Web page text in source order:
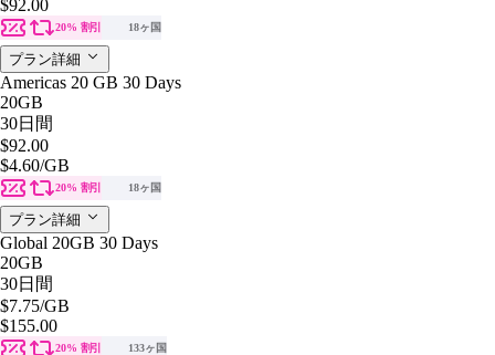
$92.00
20% 割引 18ヶ国
プラン詳細
Americas 20 GB 30 Days
20GB
30日間
$92.00
$4.60/GB
20% 割引 18ヶ国
プラン詳細
Global 20GB 30 Days
20GB
30日間
$7.75/GB
$155.00
20% 割引 133ヶ国